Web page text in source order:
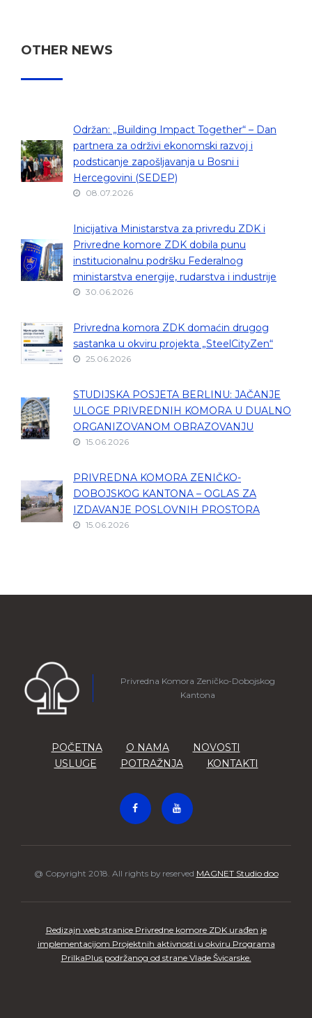
OTHER NEWS
Održan: „Building Impact Together“ – Dan
partnera za održivi ekonomski razvoj i
podsticanje zapošljavanja u Bosni i
Hercegovini (SEDEP)
08.07.2026
Inicijativa Ministarstva za privredu ZDK i
Privredne komore ZDK dobila punu
institucionalnu podršku Federalnog
ministarstva energije, rudarstva i industrije
30.06.2026
Privredna komora ZDK domaćin drugog
sastanka u okviru projekta „SteelCityZen“
25.06.2026
STUDIJSKA POSJETA BERLINU: JAČANJE
ULOGE PRIVREDNIH KOMORA U DUALNO
ORGANIZOVANOM OBRAZOVANJU
15.06.2026
PRIVREDNA KOMORA ZENIČKO-
DOBOJSKOG KANTONA – OGLAS ZA
IZDAVANJE POSLOVNIH PROSTORA
15.06.2026
Privredna Komora Zeničko-Dobojskog
Kantona
POČETNA O NAMA
NOVOSTI
USLUGE
POTRAŽNJA KONTAKTI
@ Copyright 2018. All rights by reserved MAGNET Studio doo
Redizajn web stranice Privredne komore ZDK urađen je
implementacijom Projektnih aktivnosti u okviru Programa
PrilkaPlus podržanog od strane Vlade Švicarske.